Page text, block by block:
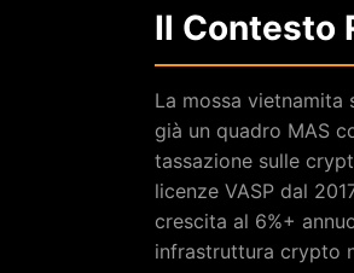
Il Contesto
La mossa vietnamita
già un quadro MAS
tassazione sulle
licenze VASP dal
crescita al 6%+
infrastruttura crypto